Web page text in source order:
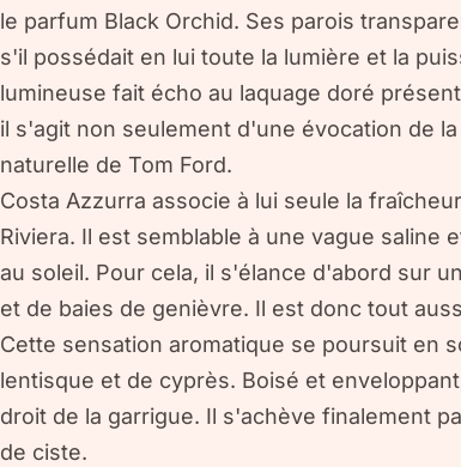
le parfum Black Orchid. Ses parois
s'il possédait en lui toute la lumière et la
lumineuse fait écho au laquage doré
il s'agit non seulement d'une évocation de
naturelle de Tom Ford.
Costa Azzurra associe à lui seule la
Riviera. Il est semblable à une vague saline
au soleil. Pour cela, il s'élance d'abord sur
et de baies de genièvre. Il est donc tout
Cette sensation aromatique se poursuit en
lentisque et de cyprès. Boisé et
droit de la garrigue. Il s'achève finalement
de ciste.